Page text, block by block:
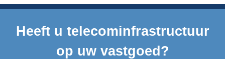
Heeft u telecominfrastructuur
op uw vastgoed?